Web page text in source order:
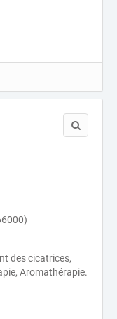
des cicatrices,
Aromathérapie.